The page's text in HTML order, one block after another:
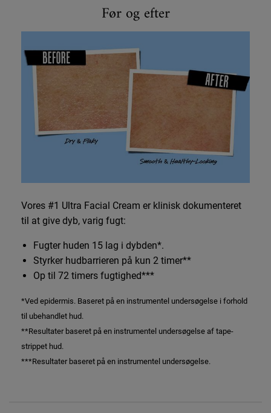
Før og efter
Vores #1 Ultra Facial Cream er klinisk dokumenteret
til at give dyb, varig fugt:
Fugter huden 15 lag i dybden*.
Styrker hudbarrieren på kun 2 timer**
Op til 72 timers fugtighed***
*Ved epidermis. Baseret på en instrumentel undersøgelse i forhold
til ubehandlet hud.
**Resultater baseret på en instrumentel undersøgelse af tape-
strippet hud.
***Resultater baseret på en instrumentel undersøgelse.